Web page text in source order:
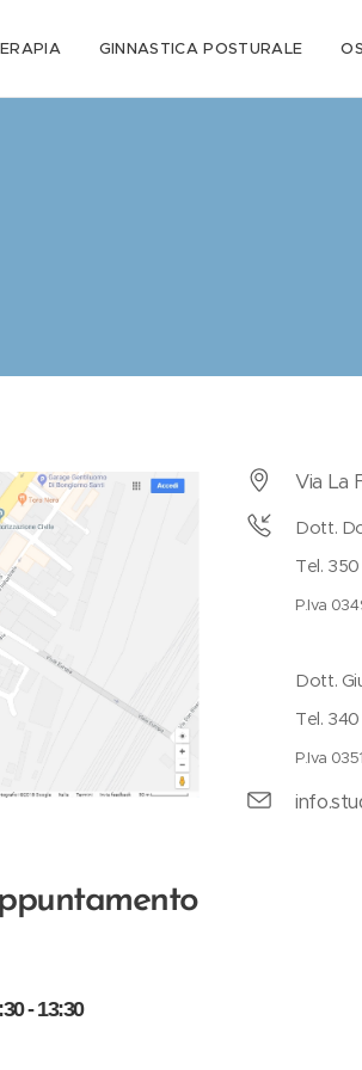
GINNASTICA POSTURALE
Via La
Dott.
Tel.
P.Iva
Dott.
Tel.
P.Iva
- 13:30